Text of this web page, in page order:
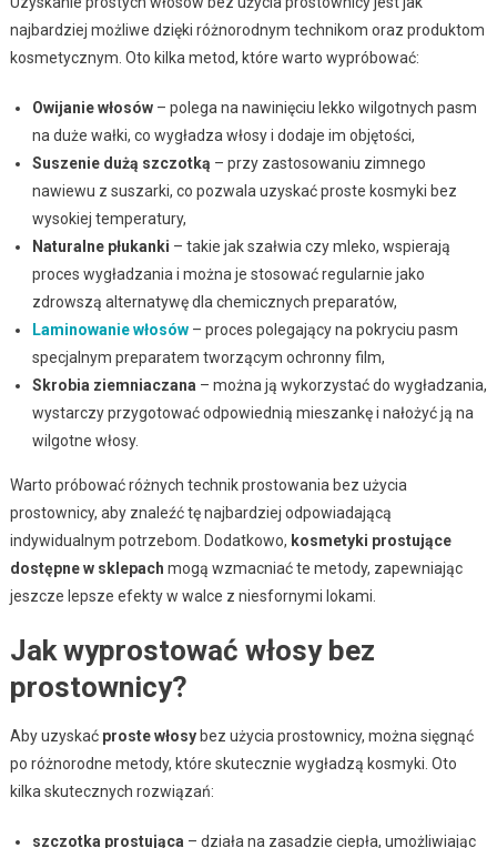
najbardziej możliwe dzięki różnorodnym technikom oraz produktom
kosmetycznym. Oto kilka metod, które warto wypróbować:
Owijanie włosów– polega na nawinięciu lekko wilgotnych pasm
na duże wałki, co wygładza włosy i dodaje im objętości,
Suszenie dużą szczotką – przy zastosowaniu zimnego
nawiewu z suszarki, co pozwala uzyskać proste kosmyki bez
wysokiej temperatury,
Naturalne płukanki – takie jak szałwia czy mleko, wspierają
proces wygładzania i można je stosować regularnie jako
zdrowszą alternatywę dla chemicznych preparatów,
Laminowanie włosów– proces polegający na pokryciu pasm
specjalnym preparatem tworzącym ochronny film,
Skrobia ziemniaczana – można ją wykorzystać do wygładzania,
wystarczy przygotować odpowiednią mieszankę i nałożyć ją na
wilgotne włosy.
Warto próbować różnych technik prostowania bez użycia
prostownicy, aby znaleźć tę najbardziej odpowiadającą
indywidualnym potrzebom. Dodatkowo, kosmetyki prostujące
dostępne w sklepach mogą wzmacniać te metody, zapewniając
jeszcze lepsze efekty w walce z niesfornymi lokami.
Jak wyprostować włosy bez
prostownicy?
Aby uzyskać proste włosybez użycia prostownicy, można sięgnąć
po różnorodne metody, które skutecznie wygładzą kosmyki. Oto
kilka skutecznych rozwiązań:
szczotka prostująca – działa na zasadzie ciepła, umożliwiając